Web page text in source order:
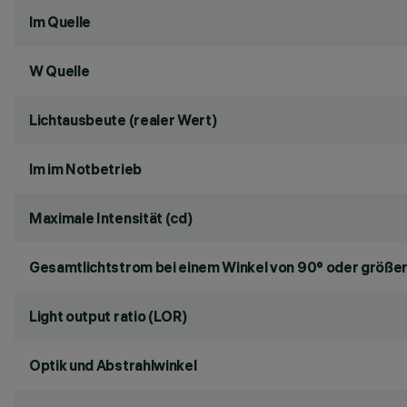
lm Quelle
W Quelle
Lichtausbeute (realer Wert)
lm im Notbetrieb
Maximale Intensität (cd)
Gesamtlichtstrom bei einem Winkel von 90° oder
Light output ratio (LOR)
Optik und Abstrahlwinkel